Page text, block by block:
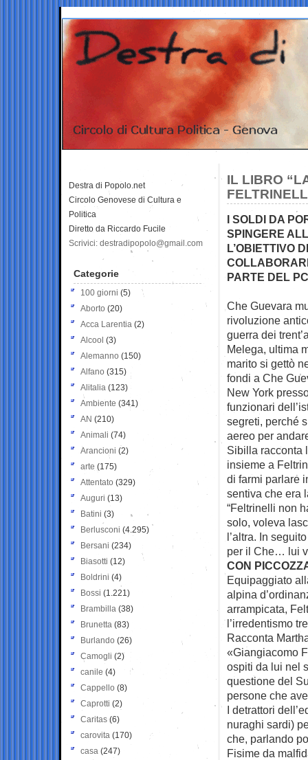
IL LIBRO
I SOLDI DA
SPINGERE
L’OBIETTIVO
PARTE DEL
Che Guevara
rivoluzione
guerra dei
Melega, ultima
marito si gettò
fondi a Che
New York
funzionari
segreti, perché
aereo per
Sibilla racconta
insieme a
di farmi parlare
sentiva che era
“Feltrinelli non
solo, voleva
l’altra. In
per il Che… lui
CON
Equipaggiato
alpina
arrampicata,
l’irredentismo
Racconta
«Giangiacomo
ospiti da lui nel
questione del
persone che
I detrattori
nuraghi sardi)
che, parlando
Fisime da
Destra di Popolo.net
Circolo Genovese di Cultura e
Politica
Diretto da Riccardo Fucile
Scrivici: destradipopolo@gmail.com
Categorie
100 giorni (5)
Aborto (20)
Acca Larentia (2)
Alcool (3)
Alemanno (150)
Alfano (315)
Alitalia (123)
Ambiente (341)
AN (210)
Animali (74)
Arancioni (2)
arte (175)
Attentato (329)
Auguri (13)
Batini (3)
Berlusconi (4.295)
Bersani (234)
Biasotti (12)
Boldrini (4)
Bossi (1.221)
Brambilla (38)
Brunetta (83)
Burlando (26)
Camogli (2)
canile (4)
Cappello (8)
Caprotti (2)
Caritas (6)
carovita (170)
casa (247)